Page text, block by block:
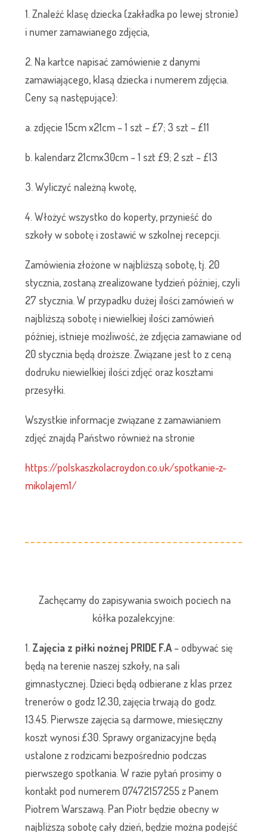
1. Znaleźć klasę dziecka (zakładka po lewej stronie)
i numer zamawianego zdjęcia,
2. Na kartce napisać zamówienie z danymi
zamawiającego, klasą dziecka i numerem zdjęcia.
Ceny są następujące):
a. zdjęcie 15cm x21cm – 1 szt – £7; 3 szt – £11
b. kalendarz 21cmx30cm – 1 szt £9; 2 szt – £13
3. Wyliczyć należną kwotę,
4. Włożyć wszystko do koperty, przynieść do
szkoły w sobotę i zostawić w szkolnej recepcji.
Zamówienia złożone w najbliższą sobotę, tj. 20
stycznia, zostaną zrealizowane tydzień później, czyli
27 stycznia. W przypadku dużej ilości zamówień w
najbliższą sobotę i niewielkiej ilości zamówień
później, istnieje możliwość, że zdjęcia zamawiane od
20 stycznia będą droższe. Związane jest to z ceną
dodruku niewielkiej ilości zdjęć oraz kosztami
przesyłki.
Wszystkie informacje związane z zamawianiem
zdjęć znajdą Państwo również na stronie
https://polskaszkolacroydon.co.uk/spotkanie-z-
mikolajem1/
Zachęcamy do zapisywania swoich pociech na
kółka pozalekcyjne:
1. Zajęcia z piłki nożnej PRIDE F.A– odbywać się
będą na terenie naszej szkoły, na sali
gimnastycznej. Dzieci będą odbierane z klas przez
trenerów o godz 12.30, zajęcia trwają do godz.
13.45. Pierwsze zajęcia są darmowe, miesięczny
koszt wynosi £30. Sprawy organizacyjne będą
ustalone z rodzicami bezpośrednio podczas
pierwszego spotkania. W razie pytań prosimy o
kontakt pod numerem 07472157255 z Panem
Piotrem Warszawą. Pan Piotr będzie obecny w
najbliższą sobotę cały dzień, będzie można podejść